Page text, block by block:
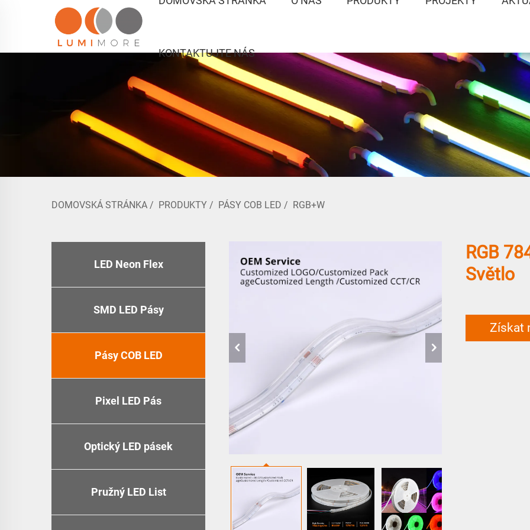
KONTAKTUJTE NÁS
DOMOVSKÁ STRÁNKA / PRODUKTY / PÁSY COB LED / RGB+W
LED Neon Flex
SMD LED Pásy
Pásy COB LED
Pixel LED Pás
Optický LED pásek
Pružný LED List
RGB
Světlo
Získat